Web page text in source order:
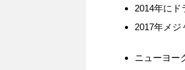
2014年に
2017年メジ
ニューヨー